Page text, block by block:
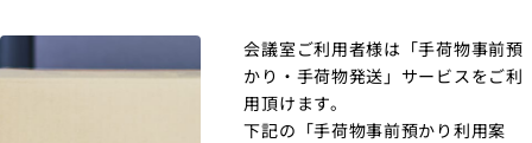
会議室ご利用者様は「手荷物事前預
かり・手荷物発送」サービスをご利
用頂けます。
下記の「手荷物事前預かり利用案